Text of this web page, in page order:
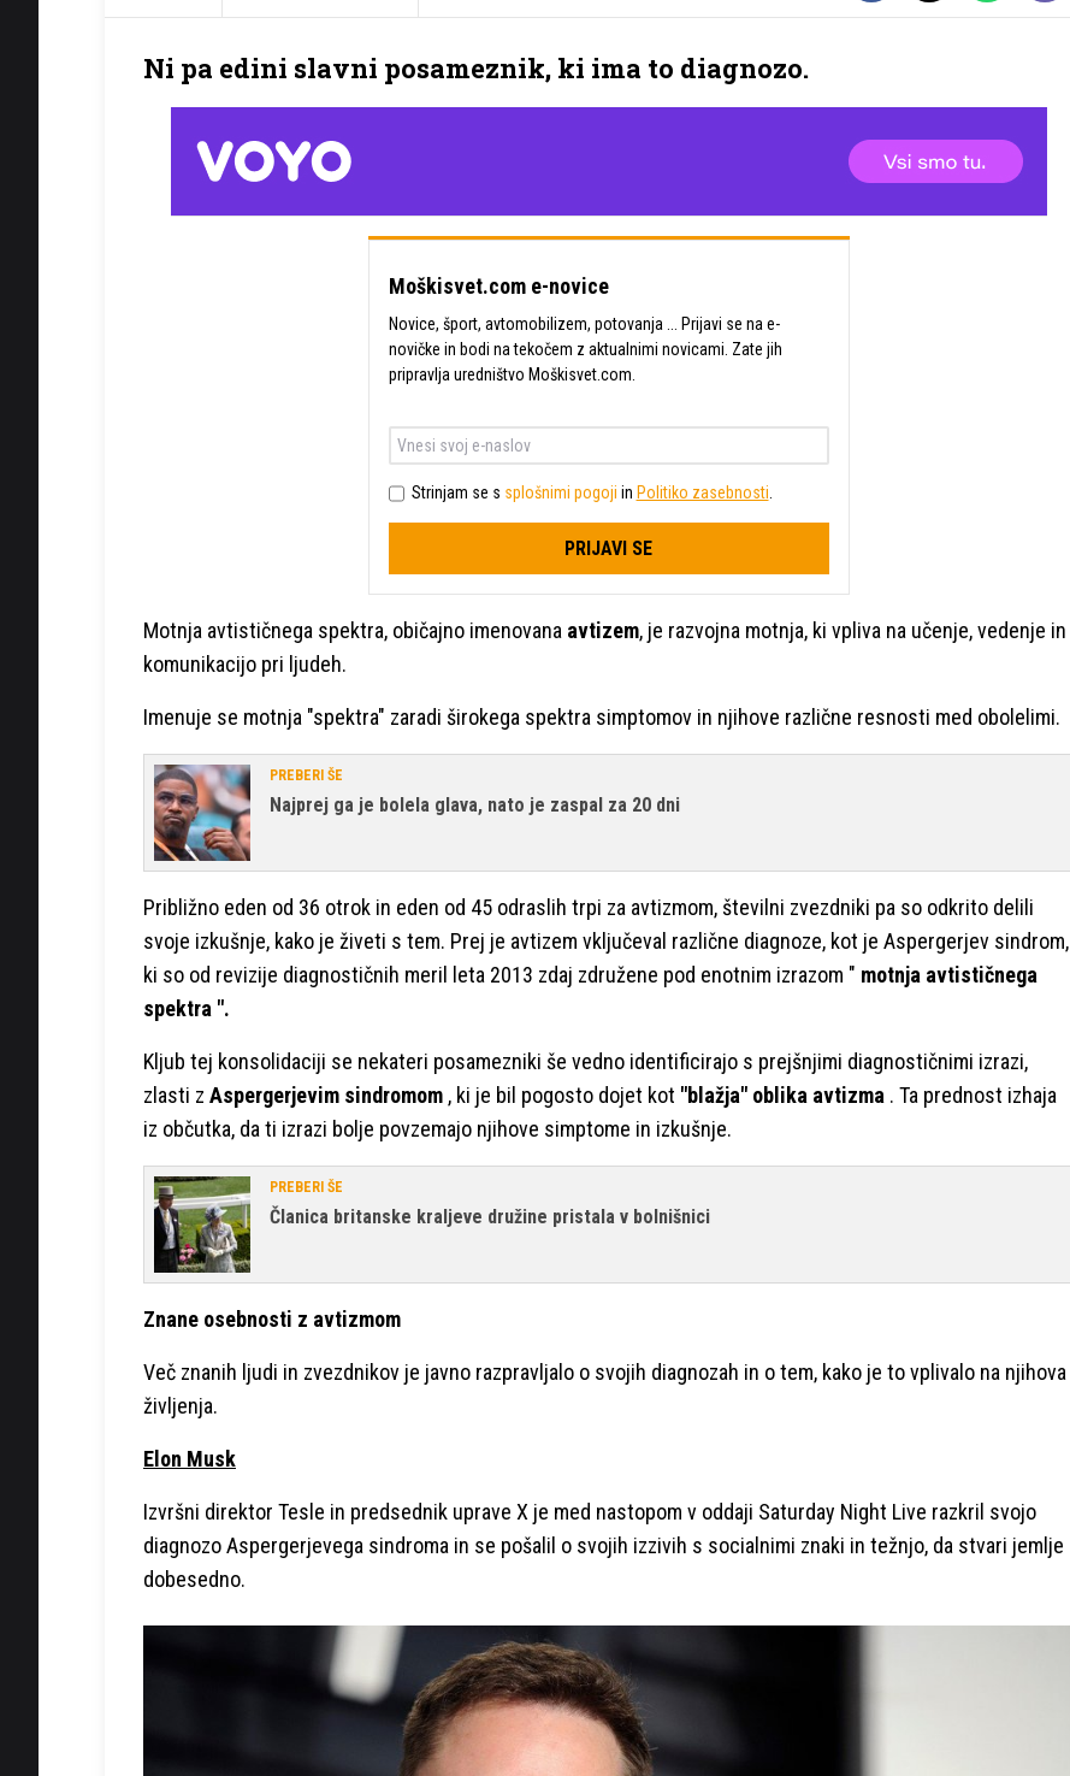
Ni pa edini slavni posameznik, ki ima to diagnozo.
Moškisvet.com e-novice
Novice, šport, avtomobilizem, potovanja ... Prijavi se na e-
novičke in bodi na tekočem z aktualnimi novicami. Zate jih
pripravlja uredništvo Moškisvet.com.
Strinjam se s splošnimi pogoji in Politiko zasebnosti
PRIJAVI SE
Motnja avtističnega spektra, običajno imenovana avtizem, je razvojna motnja, ki vpliva na učenje, vedenje in
komunikacijo pri ljudeh.
Imenuje se motnja "spektra" zaradi širokega spektra simptomov in njihove različne resnosti med obolelimi.
PREBERI ŠE
Najprej ga je bolela glava, nato je zaspal za 20 dni
Približno eden od 36 otrok in eden od 45 odraslih trpi za avtizmom, številni zvezdniki pa so odkrito delili
svoje izkušnje, kako je živeti s tem. Prej je avtizem vključeval različne diagnoze, kot je Aspergerjev sindrom,
ki so od revizije diagnostičnih meril leta 2013 zdaj združene pod enotnim izrazom " motnja avtističnega
spektra ".
Kljub tej konsolidaciji se nekateri posamezniki še vedno identificirajo s prejšnjimi diagnostičnimi izrazi,
zlasti z Aspergerjevim sindromom , ki je bil pogosto dojet kot "blažja" oblika avtizma . Ta prednost izhaja
iz občutka, da ti izrazi bolje povzemajo njihove simptome in izkušnje.
PREBERI ŠE
Članica britanske kraljeve družine pristala v bolnišnici
Znane osebnosti z avtizmom
Več znanih ljudi in zvezdnikov je javno razpravljalo o svojih diagnozah in o tem, kako je to vplivalo na njihova
življenja.
Elon Musk
Izvršni direktor Tesle in predsednik uprave X je med nastopom v oddaji Saturday Night Live razkril svojo
diagnozo Aspergerjevega sindroma in se pošalil o svojih izzivih s socialnimi znaki in težnjo, da stvari jemlje
dobesedno.